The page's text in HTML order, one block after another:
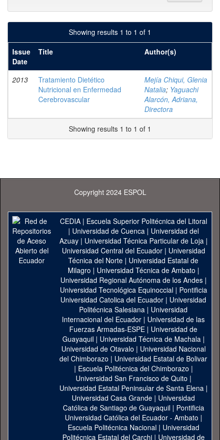
Showing results 1 to 1 of 1
Issue
Date
Title Author(s)
2013
Tratamiento Dietético
Nutricional en Enfermedad
Cerebrovascular
Mejía Chiqui, Glenia
Natalia; Yaguachi
Alarcón, Adriana,
Directora
Showing results 1 to 1 of 1
Copyright 2024 ESPOL
CEDIA| Escuela Superior Politécnica del Litoral
| Universidad de Cuenca| Universidad del
Azuay| Universidad Técnica Particular de Loja|
Universidad Central del Ecuador| Universidad
Técnica del Norte | Universidad Estatal de
Milagro | Universidad Técnica de Ambato |
Universidad Regional Autónoma de los Andes|
Universidad Tecnológica Equinoccial| Pontificia
Universidad Catolica del Ecuador | Universidad
Politécnica Salesiana | Universidad
Internacional del Ecuador | Universidad de las
Fuerzas Armadas-ESPE | Universidad de
Guayaquil| Universidad Técnica de Machala|
Universidad de Otavalo | Universidad Nacional
del Chimborazo | Universidad Estatal de Bolivar
| Escuela Politécnica del Chimborazo |
Universidad San Francisco de Quito |
Universidad Estatal Peninsular de Santa Elena|
Universidad Casa Grande | Universidad
Católica de Santiago de Guayaquil| Pontificia
Universidad Católica del Ecuador - Ambato |
Escuela Politécnica Nacional| Universidad
Politécnica Estatal del Carchi| Universidad de